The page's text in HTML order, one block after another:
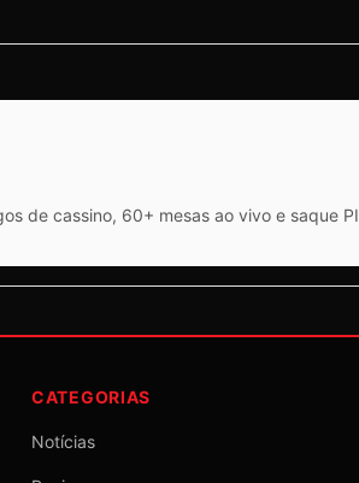
de cassino, 60+ mesas ao vivo e saque
CATEGORIAS
Notícias